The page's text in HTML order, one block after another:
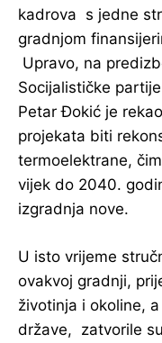
kadrova s jedne
gradnjom
Upravo, na
Socijalističke
Petar Đokić je
projekata biti
termoelektrane,
vijek do 2040.
izgradnja nove.
U isto vrijeme
ovakvoj gradnji,
životinja i okoline,
države, zatvorile